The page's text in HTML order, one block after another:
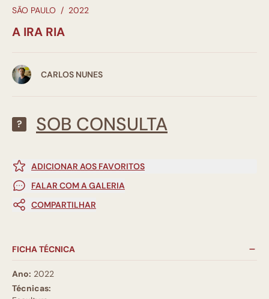
SÃO PAULO / 2022
A IRA RIA
CARLOS NUNES
? SOB CONSULTA
ADICIONAR AOS FAVORITOS
FALAR COM A GALERIA
COMPARTILHAR
FICHA TÉCNICA
Ano: 2022
Técnicas: